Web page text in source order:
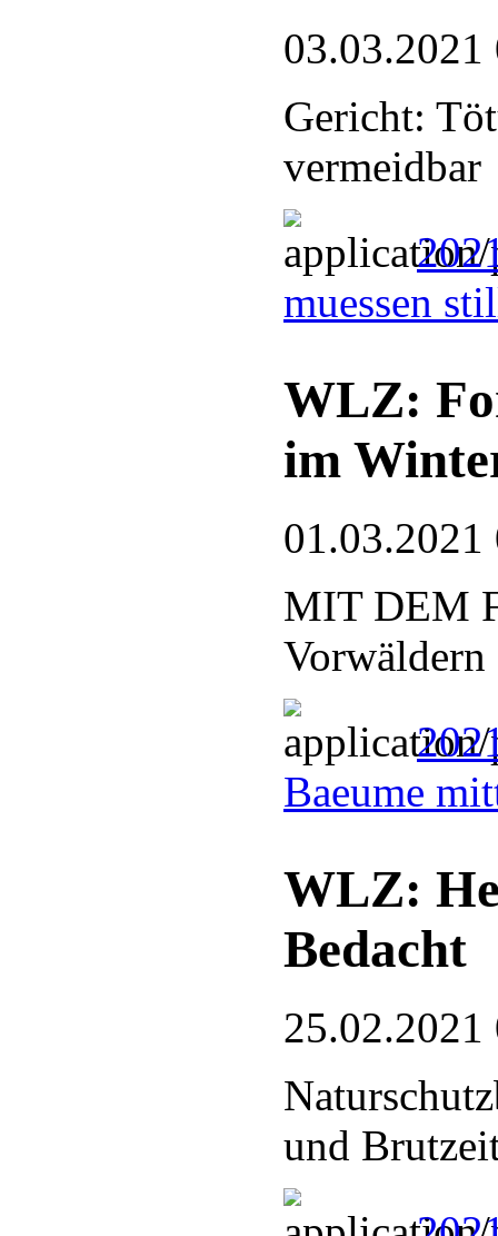
03.03.2021
Gericht:
vermeidbar
muessen
WLZ:
im
01.03.2021
MIT DEM
Vorwäldern
Baeume
WLZ:
Bedacht
25.02.2021
und